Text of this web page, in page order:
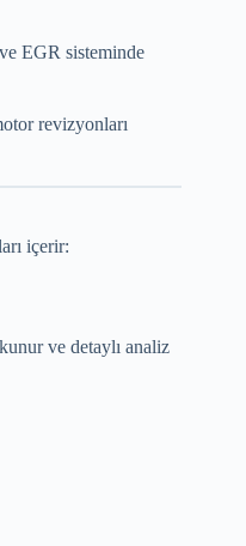
EGR sisteminde
revizyonları
içerir:
ve detaylı analiz